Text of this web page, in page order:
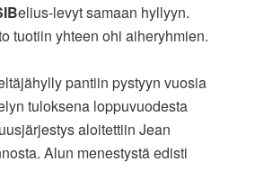
elius-levyt samaan hyllyyn.
tuotiin yhteen ohi aiheryhmien.
pantiin pystyyn vuosia
tuloksena loppuvuodesta
aloitettiin Jean
Alun menestystä edisti